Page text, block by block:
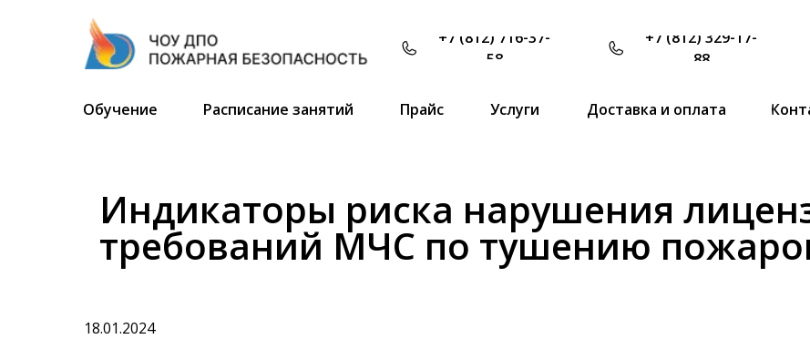
Обучение Расписание занятий
+7 (812) 716-37-
58
+7 (812) 329-17-
88
Прайс Доставка и оплата
Услуги
Индикаторы риска нарушения
требований МЧС по тушению
18.01.2024